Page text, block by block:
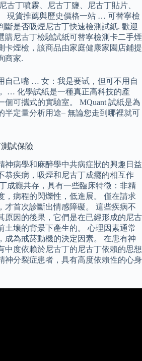
古丁噴霧、尼古丁鹽、尼古丁貼片、
現貨推薦與歷史價格一站 … 可替寧檢
斷是否吸煙尼古丁快速檢測試紙. 歡迎
購尼古丁檢驗試紙可替寧檢測卡二手煙
卡煙檢，該商品由家庭健康家園店鋪提
商家.
自己嘴 … 女：我是要试，但可不用自
… 化學試紙是一種真正高科技的產
個可攜式的實驗室。 MQuant 試紙是為
半定量分析用途– 無論您走到哪裡就可
試保險
神病學和麻醉學中共病症狀的興趣日益
恭疾病，吸煙和尼古丁成癮的相互作
成癮共存，具有一些臨床特徵：非精
，病程的閃爍性，低進展。 僅在請求
才首次診斷出情感障礙。 這些疾病不
原因的後果，它們是在已經形成的尼古
土壤的背景下產生的。 心理因素通常
成為戒菸動機的決定因素。 在患有神
中度依賴於尼古丁的尼古丁依賴的思想
神分裂症患者，具有高度依賴性的心身